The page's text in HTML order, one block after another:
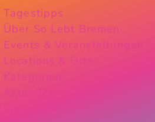
Tagestipps
Über So Lebt Bremen
Events & Veranstaltungen
Locations & Orte
Kategorien